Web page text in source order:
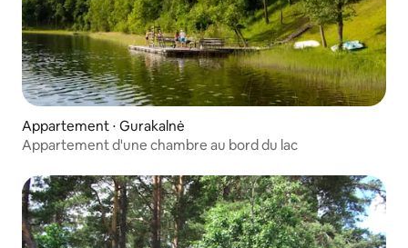
Appartement ⋅ Gurakalnė
Appartement d'une chambre au bord du lac